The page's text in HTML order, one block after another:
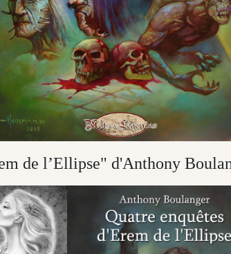
de l’Ellipse" d'Anthony